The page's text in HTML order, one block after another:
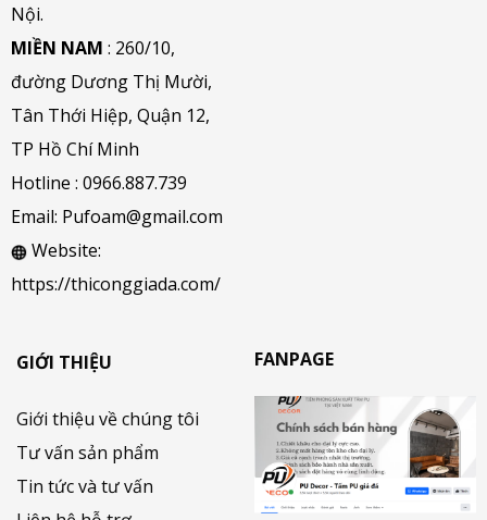
Nội.
MIỀN NAM : 260/10,
đường Dương Thị Mười,
Tân Thới Hiệp, Quận 12,
TP Hồ Chí Minh
Hotline : 0966.887.739
Email: Pufoam@gmail.com
Website:
https://thiconggiada.com/
GIỚI THIỆU
Giới thiệu về chúng tôi
Tư vấn sản phẩm
Tin tức và tư vấn
FANPAGE